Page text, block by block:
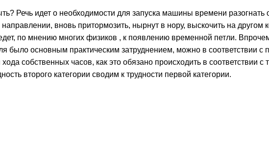
Речь идет о необходимости для запуска машины времени
вновь притормозить, нырнут в нору, выскочить на другом
по мнению многих физиков , к появлению временной петли.
было основным практическим затруднением, можно в соответствии с
собственных часов, как это обязано происходить в соответствии с
второго категории сводим к трудности первой категории.